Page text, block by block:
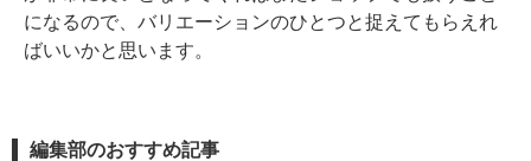
になるので、バリエーションのひとつと捉えてもらえれ
ばいいかと思います。
編集部のおすすめ記事